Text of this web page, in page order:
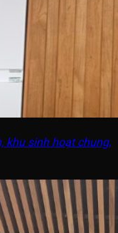
khu sinh hoạt chung,